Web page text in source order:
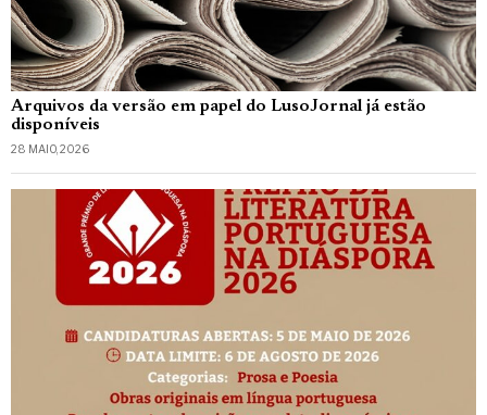
Arquivos da versão em papel do LusoJornal já estão
disponíveis
28 MAIO, 2026